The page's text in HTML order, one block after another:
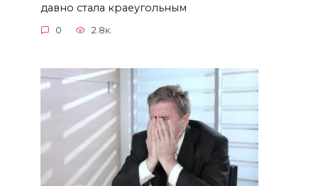
давно стала краеугольным
0 2.8к.